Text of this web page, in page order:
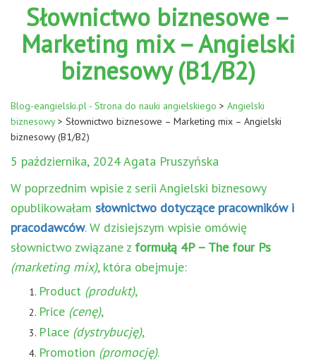
Słownictwo biznesowe –
Marketing mix – Angielski
biznesowy (B1/B2)
Blog-eangielski.pl - Strona do nauki angielskiego > Angielski
biznesowy> Słownictwo biznesowe – Marketing mix – Angielski
biznesowy (B1/B2)
5 października, 2024 Agata Pruszyńska
W poprzednim wpisie z serii Angielski biznesowy
opublikowałam słownictwo dotyczące pracowników i
pracodawców. W dzisiejszym wpisie omówię
słownictwo związane z formułą 4P – The four Ps
(marketing mix), która obejmuje:
Product (produkt),
Price (cenę),
Place (dystrybucję),
Promotion (promocję).